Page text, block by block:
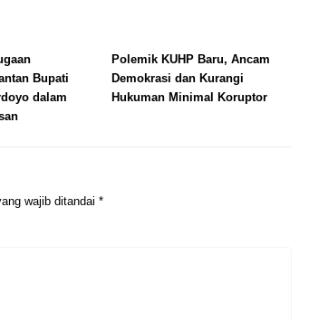
Bupati
dalam
Polemik KUHP Baru, Ancam
Demokrasi dan Kurangi
Hukuman Minimal Koruptor
wajib ditandai *